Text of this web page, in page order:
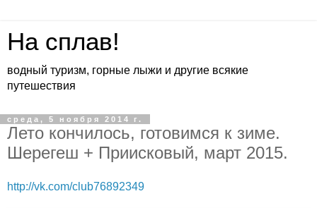
На сплав!
водный туризм, горные лыжи и другие всякие
путешествия
среда, 5 ноября 2014 г.
Лето кончилось, готовимся к зиме.
Шерегеш + Приисковый, март 2015.
http://vk.com/club76892349